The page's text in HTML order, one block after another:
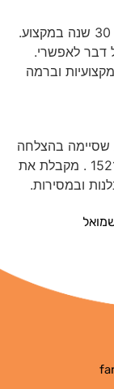
אופטיקאי וטכנאי עם ותק של מעל 30 שנה במקצוע.
דבר לאפשרי.
וברמה
בהצלחה
את לימודיה באוניברסיטת בר אילן מ.ר 152103 . מקבלת את
ובמסירות.